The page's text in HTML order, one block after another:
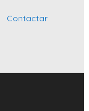
Contactar